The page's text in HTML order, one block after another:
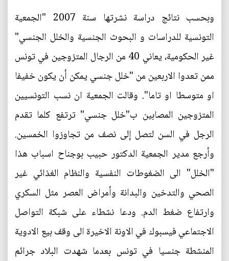
وبحسب نتائج دراسة نشرتها سنة 2007 "الجمعية
التونسية للدراسات و البحوث الجنسية والخلل الجنسي"
غير الحكومية، يعاني 40 من الرجال المتزوجين في تونس
ممن تعدوا الاربعين من "خلل جنسي يمكن أن يكون خفيفا
او متوسطا او تاما". وقالت الجمعية ان نسب التونسيين
المتزوجين المصابين ب"خلل جنسي" ترتفع كلما تقدم
الرجل في السن لتصل إلى نصف من تجاوزوا الخمسين.
وأرجع مدير الجمعية الدكتور حبيب بوجناح اسباب هذا
"الخلل" الى الضغوطات النفسية والنظام الغذائي غير
الصحي والتدخين والبدانة وأمراض العصر مثل السكري
وارتفاع ضغط الدم. ودعا نشطاء على شبكة التواصل
الاجتماعي فيسبوك في الاونة الاخيرة الى وقف بيع الادوية
المنشطة جنسيا في تونس بعدما شهدت البلاد جرائم